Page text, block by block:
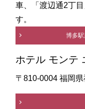
車、「渡辺通2丁
す。
博多
ホテル モンテ
〒810-0004 福岡